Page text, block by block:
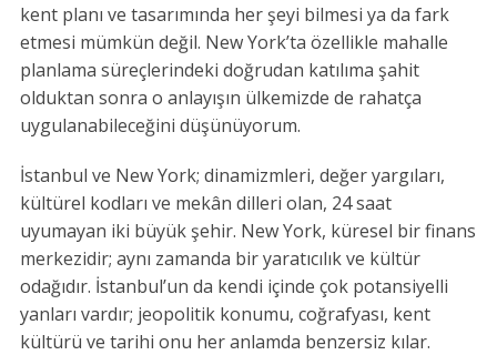
kent planı ve tasarımında her şeyi bilmesi ya da fark
etmesi mümkün değil. New York’ta özellikle mahalle
planlama süreçlerindeki doğrudan katılıma şahit
olduktan sonra o anlayışın ülkemizde de rahatça
uygulanabileceğini düşünüyorum.
İstanbul ve New York; dinamizmleri, değer yargıları,
kültürel kodları ve mekân dilleri olan, 24 saat
uyumayan iki büyük şehir. New York, küresel bir finans
merkezidir; aynı zamanda bir yaratıcılık ve kültür
odağıdır. İstanbul’un da kendi içinde çok potansiyelli
yanları vardır; jeopolitik konumu, coğrafyası, kent
kültürü ve tarihi onu her anlamda benzersiz kılar.